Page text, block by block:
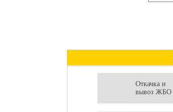
Откачка и
вывоз ЖБО